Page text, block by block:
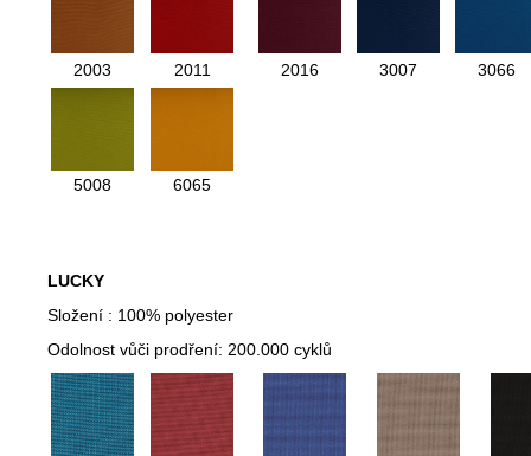
2003 2011 2016 3007 3066
5008 6065
LUCKY
Složení : 100% polyester
Odolnost vůči prodření: 200.000 cyklů